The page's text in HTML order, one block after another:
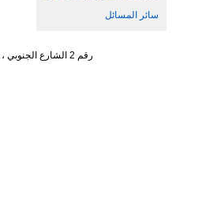
سائر المسائل
رقم 2 الشارع الجنوبي ، تشاو يانغ من ، حي تشاو يانغ ، مدينة بكين رقم البريد : 100701 التليفون : 65961114 - 10 - 86 +